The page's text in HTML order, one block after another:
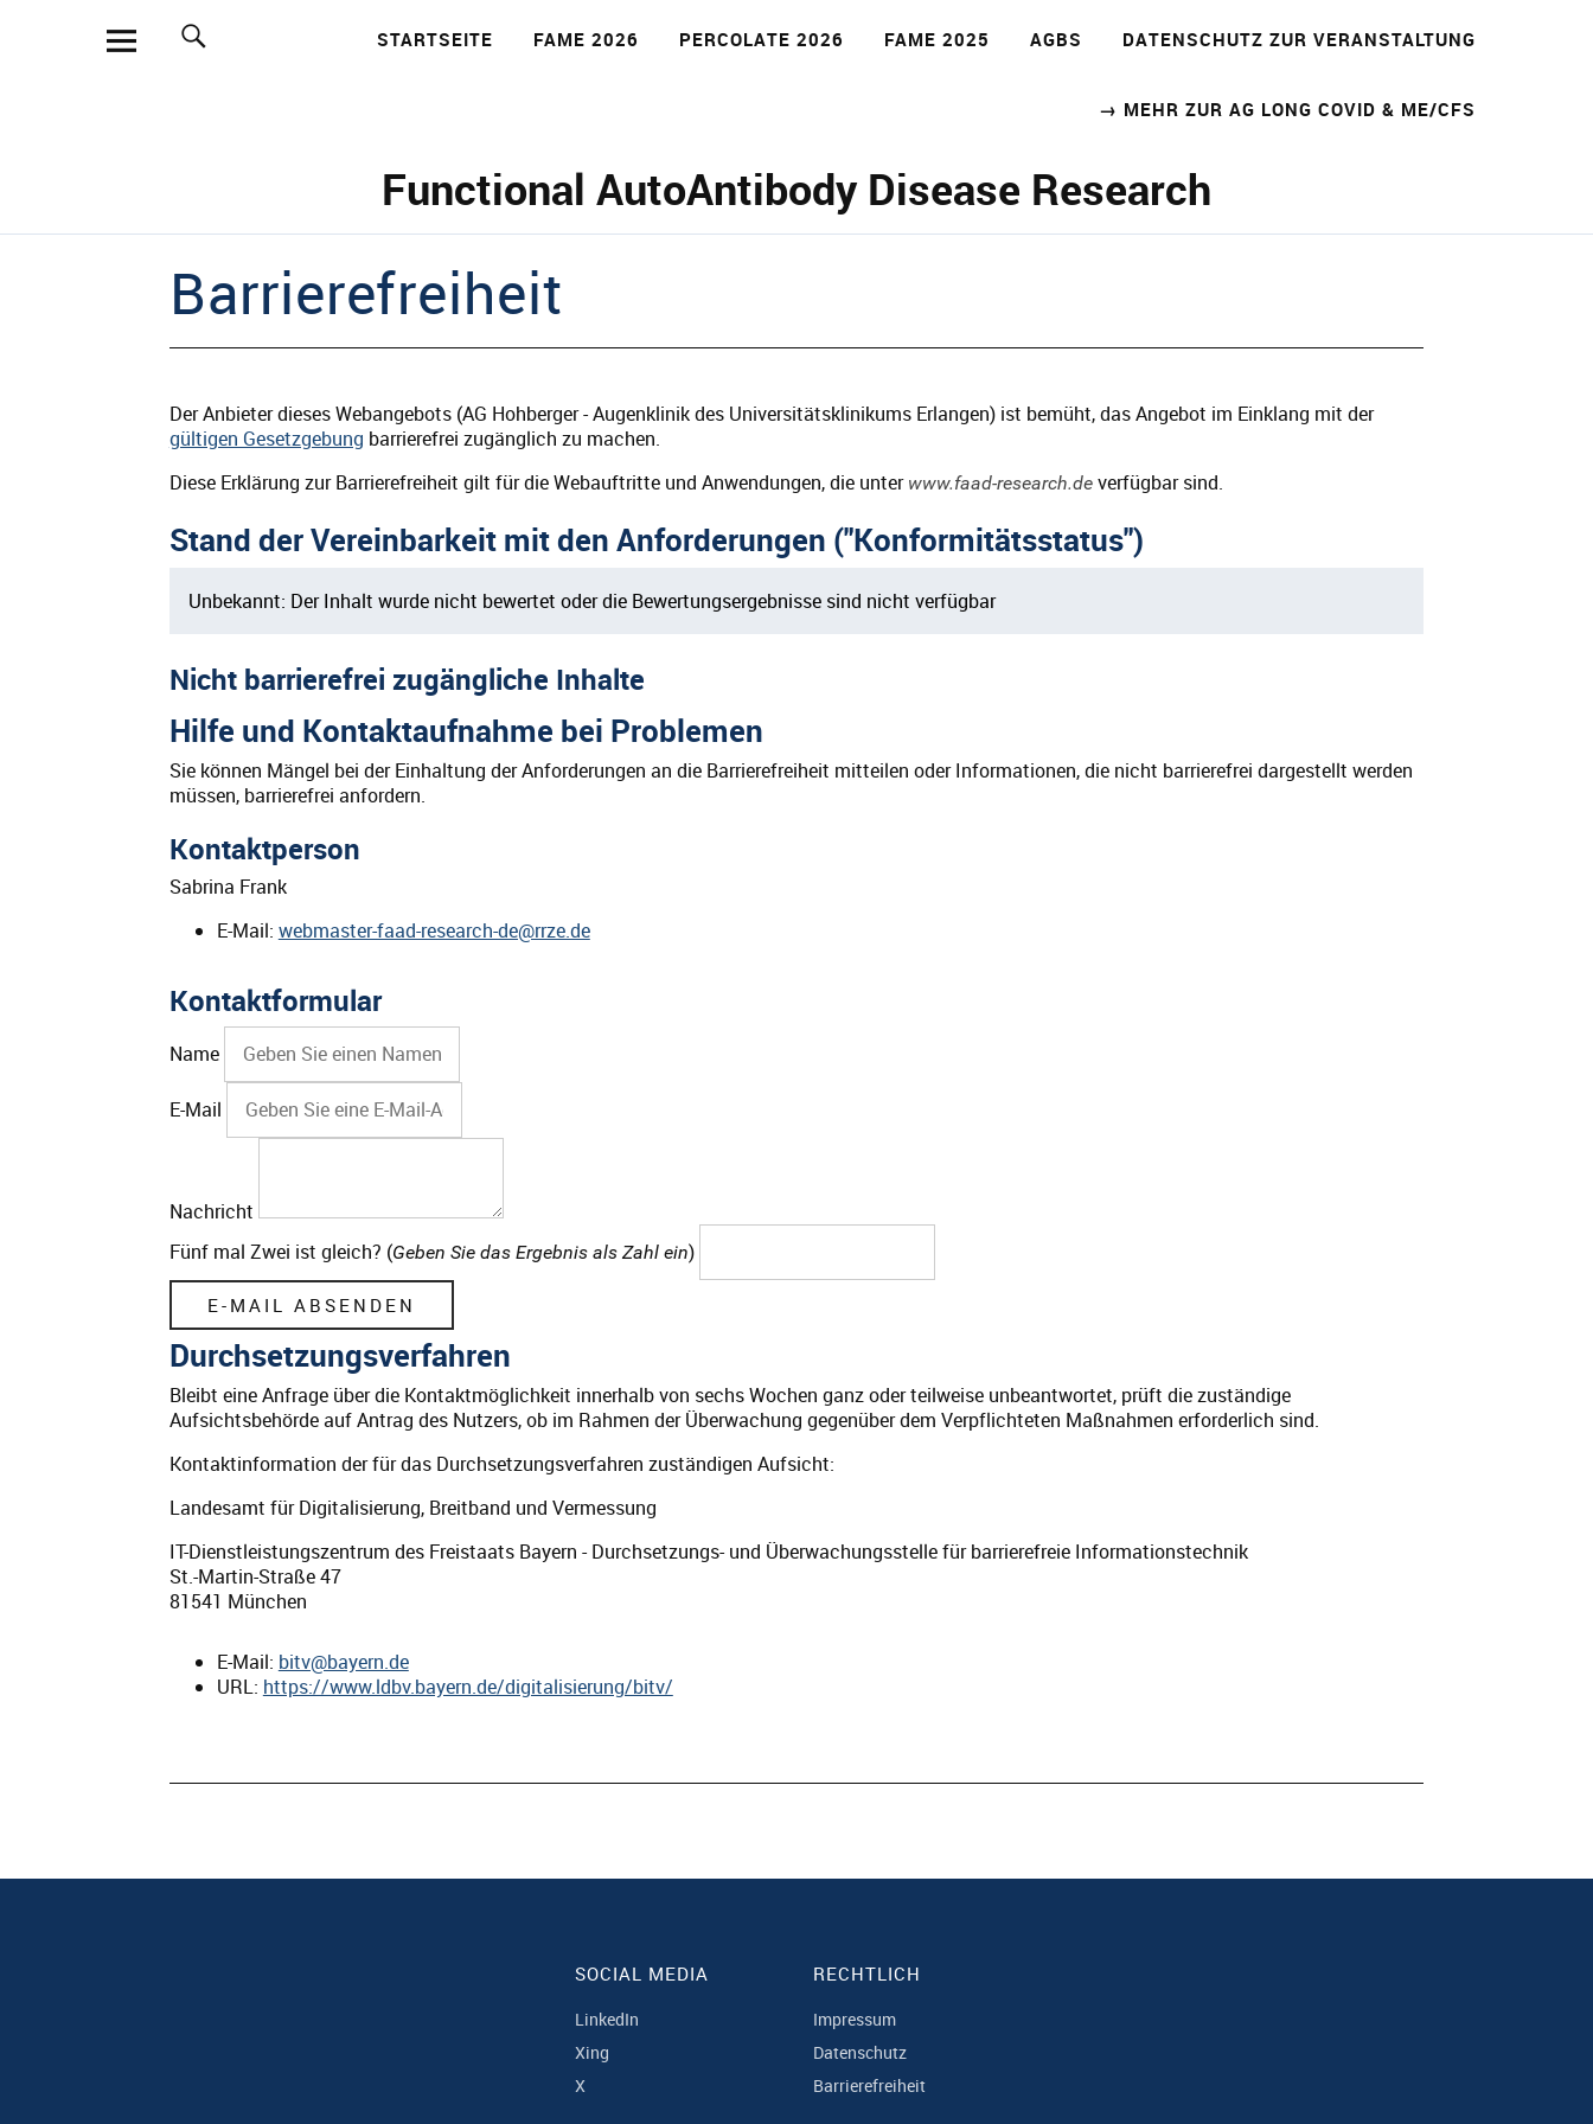
STARTSEITE FAME 2026 PERCOLATE 2026 FAME 2025 AGBS DATENSCHUTZ ZUR VERANSTALTUNG
→ MEHR ZUR AG LONG COVID & ME/CFS
Functional AutoAntibody Disease Research
Barrierefreiheit
Der Anbieter dieses Webangebots (AG Hohberger - Augenklinik des Universitätsklinikums Erlangen) ist bemüht, das Angebot im Einklang mit der
gültigen Gesetzgebung barrierefrei zugänglich zu machen.
Diese Erklärung zur Barrierefreiheit gilt für die Webauftritte und Anwendungen, die unter www.faad-research.deverfügbar sind.
Stand der Vereinbarkeit mit den Anforderungen ("Konformitätsstatus")
Unbekannt: Der Inhalt wurde nicht bewertet oder die Bewertungsergebnisse sind nicht verfügbar
Nicht barrierefrei zugängliche Inhalte
Hilfe und Kontaktaufnahme bei Problemen
Sie können Mängel bei der Einhaltung der Anforderungen an die Barrierefreiheit mitteilen oder Informationen, die nicht barrierefrei dargestellt werden
müssen, barrierefrei anfordern.
Kontaktperson
Sabrina Frank
E-Mail: webmaster-faad-research-de@rrze.de
Kontaktformular
Name
E-Mail
Nachricht
Fünf mal Zwei ist gleich? (Geben Sie das Ergebnis als Zahl ein)
Durchsetzungsverfahren
Bleibt eine Anfrage über die Kontaktmöglichkeit innerhalb von sechs Wochen ganz oder teilweise unbeantwortet, prüft die zuständige
Aufsichtsbehörde auf Antrag des Nutzers, ob im Rahmen der Überwachung gegenüber dem Verpflichteten Maßnahmen erforderlich sind.
Kontaktinformation der für das Durchsetzungsverfahren zuständigen Aufsicht:
Landesamt für Digitalisierung, Breitband und Vermessung
IT-Dienstleistungszentrum des Freistaats Bayern - Durchsetzungs- und Überwachungsstelle für barrierefreie Informationstechnik
St.-Martin-Straße 47
81541 München
E-Mail: bitv@bayern.de
URL: https://www.ldbv.bayern.de/digitalisierung/bitv/
SOCIAL MEDIA
LinkedIn
Xing
X
RECHTLICH
Impressum
Datenschutz
Barrierefreiheit